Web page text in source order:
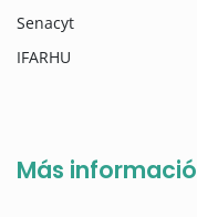
Senacyt
IFARHU
Más